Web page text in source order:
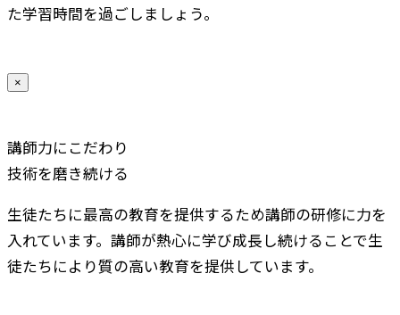
た学習時間を過ごしましょう。
×
講師力にこだわり
技術を磨き続ける
生徒たちに最高の教育を提供するため講師の研修に力を
入れています。講師が熱心に学び成長し続けることで生
徒たちにより質の高い教育を提供しています。